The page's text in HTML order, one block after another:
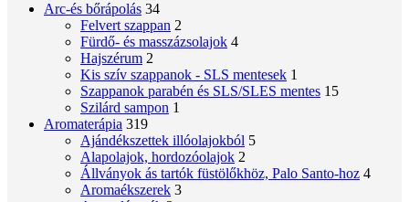
Arc-és bőrápolás 34
Felvert szappan 2
Fürdő- és masszázsolajok 4
Hajszérum 2
Kis szív szappanok - SLS mentesek 1
Szappanok parabén és SLS/SLES mentes 15
Szilárd sampon 1
Aromaterápia 319
Ajándékszettek illóolajokból 5
Alapolajok, hordozóolajok 2
Állványok ás tartók füstölőkhöz, Palo Santo-hoz 4
Aromaékszerek 3